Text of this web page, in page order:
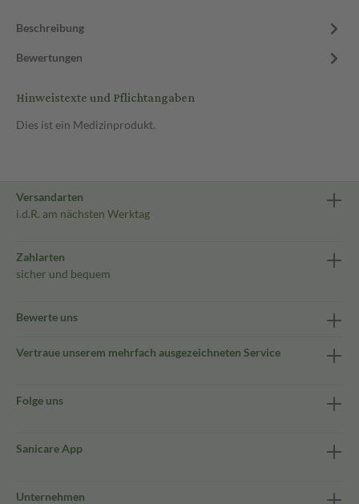
Beschreibung
Bewertungen
Hinweistexte und Pflichtangaben
Dies ist ein Medizinprodukt.
Versandarten
i.d.R. am nächsten Werktag
Zahlarten
sicher und bequem
Bewerte uns
Vertraue unserem mehrfach ausgezeichneten Service
Folge uns
Sanicare App
Unternehmen